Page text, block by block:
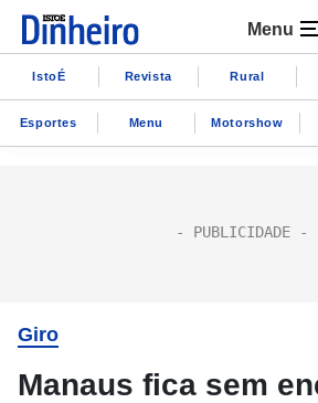
Menu
IstoÉ Revista Rural
Esportes Menu Motorshow
Giro
Manaus fica sem